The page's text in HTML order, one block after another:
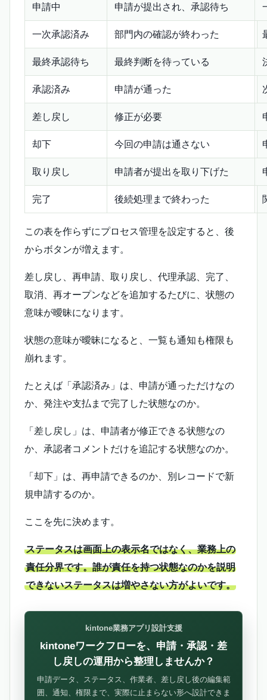
申請中 申請が提出され、承認待ち
一次承認済み 部門内の確認が終わった
最終承認待ち 最終判断を待っている
承認済み 申請が通った
差し戻し 修正が必要
却下 今回の申請は通さない
取り戻し 申請者が提出を取り下げた
完了 後続処理まで終わった
この表を作らずにプロセス管理を設定すると、後
からボタンが増えます。
差し戻し、再申請、取り戻し、代理承認、完了、
取消、再オープンなどを追加するたびに、状態の
意味が曖昧になります。
状態の意味が曖昧になると、一覧も通知も権限も
崩れます。
たとえば「承認済み」は、申請が通っただけなの
か、発注や支払まで完了した状態なのか。
「差し戻し」は、申請者が修正できる状態なの
か、承認者コメントだけを追記する状態なのか。
「却下」は、再申請できるのか、別レコードで新
規申請するのか。
ここを先に決めます。
ステータスは画面上の表示名ではなく、業務上の
責任分界です。誰が責任を持つ状態なのかを説明
できないステータスは増やさない方がよいです。
kintone業務アプリ設計支援
kintoneワークフローを、申請・承認・差
し戻しの運用から整理しませんか？
申請データ、ステータス、作業者、差し戻し後の編集範
囲、通知、権限まで、実際に止まらない形へ設計できま